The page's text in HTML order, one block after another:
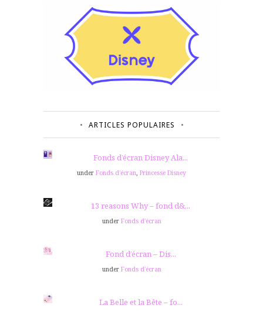
ARTICLES POPULAIRES
Fonds d’écran Disney Ala...
under Fonds d'écran, Princesse Disney
13 reasons Why – fond d&...
under Fonds d'écran
Fond d’écran – Dis...
under Fonds d'écran
La Belle et la Bête – fo...